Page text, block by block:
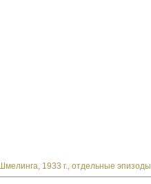
1933 г., отдельные эпизоды